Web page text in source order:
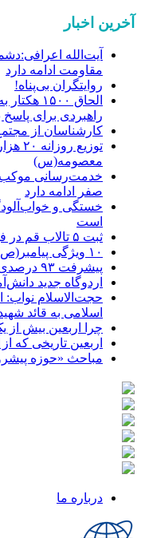
آخرین اخبار
آیت‌الله
مقاومت ادامه دارد
روایتگران بی‌پناه!
الحاق
راهبردی برای
کارشناسان از
معصومه(س)
صفر ادامه دارد
خستگی و
است
ثبت ۵ تالاب قم در فهرست رسمی تالاب‌های کشور
۱۰ ویژگی پیامبر(ص) در آیه ۱۵۷ سوره اعراف
پیشرفت ۹۳ درصدی پروژه‌های نهضت ملی مسکن در قم
اردوگاه جدید
حجت‌الاسلام نواب:
اسلامی به قائد
چرا اربعین بیش
اربعین تاریخی که
مباحث «حوزه
درباره ما